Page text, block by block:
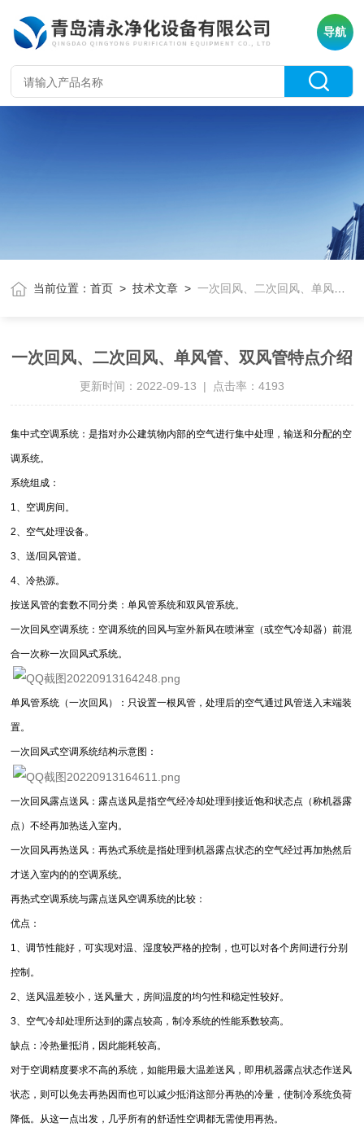
导航
当前位置：首页 >技术文章 >一次回风、二次回风、单风管、双风管特点介绍
一次回风、二次回风、单风管、双风管特点介绍
更新时间：2022-09-13 | 点击率：4193
集中式空调系统：是指对办公建筑物内部的空气进行集中处理，输送和分配的空
调系统。
系统组成：
1、空调房间。
2、空气处理设备。
3、送/回风管道。
4、冷热源。
按送风管的套数不同分类：单风管系统和双风管系统。
一次回风空调系统：空调系统的回风与室外新风在喷淋室（或空气冷却器）前混
合一次称一次回风式系统。
单风管系统（一次回风）：只设置一根风管，处理后的空气通过风管送入末端装
置。
一次回风式空调系统结构示意图：
一次回风露点送风：露点送风是指空气经冷却处理到接近饱和状态点（称机器露
点）不经再加热送入室内。
一次回风再热送风：再热式系统是指处理到机器露点状态的空气经过再加热然后
才送入室内的的空调系统。
再热式空调系统与露点送风空调系统的比较：
优点：
1、调节性能好，可实现对温、湿度较严格的控制，也可以对各个房间进行分别
控制。
2、送风温差较小，送风量大，房间温度的均匀性和稳定性较好。
3、空气冷却处理所达到的露点较高，制冷系统的性能系数较高。
缺点：冷热量抵消，因此能耗较高。
对于空调精度要求不高的系统，如能用最大温差送风，即用机器露点状态作送风
状态，则可以免去再热因而也可以减少抵消这部分再热的冷量，使制冷系统负荷
降低。从这一点出发，几乎所有的舒适性空调都无需使用再热。